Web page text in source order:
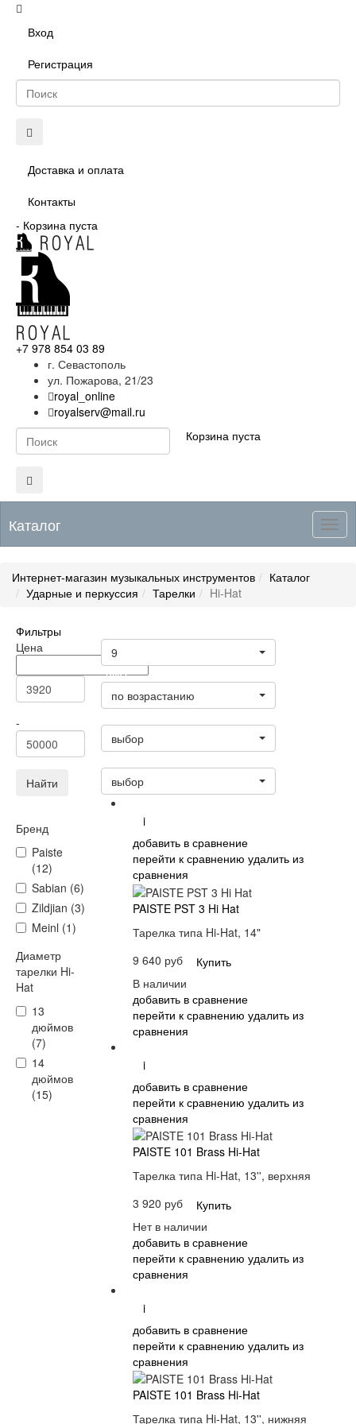
Вход
Регистрация
Доставка и оплата
Контакты
- Корзина пуста
+7 978 854 03 89
г. Севастополь
ул. Пожарова, 21/23
royal_online
royalserv@mail.ru
Корзина пуста
Каталог
Интернет-магазин музыкальных инструментов
Каталог
Ударные и перкуссия
Тарелки Hi-Hat
Фильтры
Цена
-
Найти
Бренд
Paiste
(12)
Sabian (6)
Zildjian (3)
Meinl (1)
Диаметр
тарелки Hi-
Hat
13
дюймов
(7)
14
дюймов
(15)
9
Цена
по возрастанию
выбор
выбор
i
добавить в сравнение
перейти к сравнению удалить из
сравнения
PAISTE PST 3 Hi Hat
Тарелка типа Hi-Hat, 14"
9 640 руб
Купить
В наличии
добавить в сравнение
перейти к сравнению удалить из
сравнения
i
добавить в сравнение
перейти к сравнению удалить из
сравнения
PAISTE 101 Brass Hi-Hat
Тарелка типа Hi-Hat, 13'', верхняя
3 920 руб
Купить
Нет в наличии
добавить в сравнение
перейти к сравнению удалить из
сравнения
i
добавить в сравнение
перейти к сравнению удалить из
сравнения
PAISTE 101 Brass Hi-Hat
Тарелка типа Hi-Hat, 13'', нижняя